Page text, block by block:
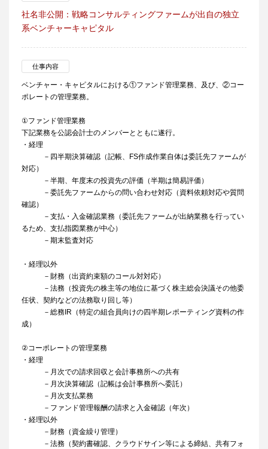
社名非公開：戦略コンサルティングファームが出自の独立
系ベンチャーキャピタル
仕事内容
ベンチャー・キャピタルにおける①ファンド管理業務、及び、②コー
ポレートの管理業務。
①ファンド管理業務
下記業務を公認会計士のメンバーとともに遂行。
・経理
－四半期決算確認（記帳、FS作成作業自体は委託先ファームが
対応）
－半期、年度末の投資先の評価（半期は簡易評価）
－委託先ファームからの問い合わせ対応（資料依頼対応や質問
確認）
－支払・入金確認業務（委託先ファームが出納業務を行ってい
るため、支払指図業務が中心）
－期末監査対応
・経理以外
－財務（出資約束額のコール対対応）
－法務（投資先の株主等の地位に基づく株主総会決議その他委
任状、契約などの法務取り回し等）
－総務IR（特定の組合員向けの四半期レポーティング資料の作
成）
②コーポレートの管理業務
・経理
－月次での請求回収と会計事務所への共有
－月次決算確認（記帳は会計事務所へ委託）
－月次支払業務
－ファンド管理報酬の請求と入金確認（年次）
・経理以外
－財務（資金繰り管理）
－法務（契約書確認、クラウドサイン等による締結、共有フォ